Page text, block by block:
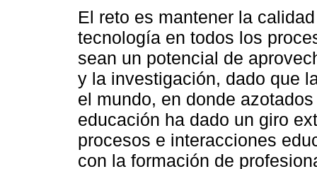
El reto es mantener la
tecnología en todos los
sean un potencial de
y la investigación, dado que
el mundo, en donde
educación ha dado un giro
procesos e interacciones
con la formación de